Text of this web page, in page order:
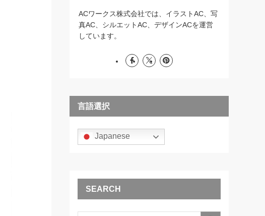
ACワークス株式会社では、イラストAC、写
真AC、シルエットAC、デザインACを運営
しています。
言語選択
Japanese
SEARCH